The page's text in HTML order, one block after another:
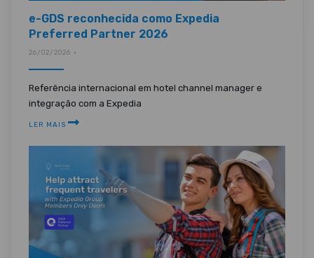
e-GDS reconhecida como Expedia
Preferred Partner 2026
26/02/2026 •
Referência internacional em hotel channel manager e
integração com a Expedia
LER MAIS